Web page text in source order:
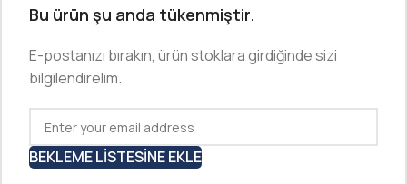
Bu ürün şu anda tükenmiştir.
E-postanızı bırakın, ürün stoklara girdiğinde sizi
bilgilendirelim.
BEKLEME LISTESINE EKLE